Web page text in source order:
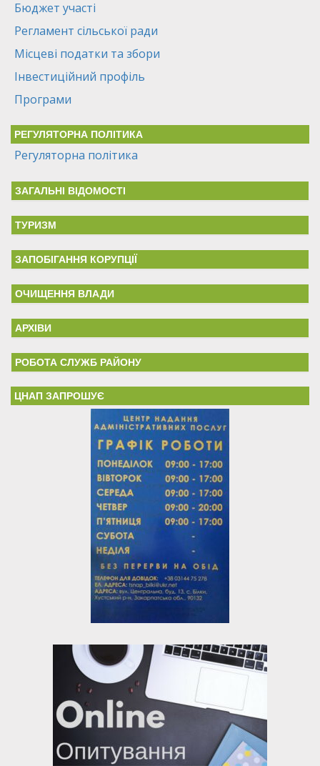
Бюджет участі
Регламент сільської ради
Місцеві податки та збори
Інвестиційний профіль
Програми
РЕГУЛЯТОРНА ПОЛІТИКА
Регуляторна політика
ЗАГАЛЬНІ ВІДОМОСТІ
ТУРИЗМ
ЗАПОБІГАННЯ КОРУПЦІЇ
ОЧИЩЕННЯ ВЛАДИ
АРХІВИ
РОБОТА СЛУЖБ РАЙОНУ
ЦНАП ЗАПРОШУЄ